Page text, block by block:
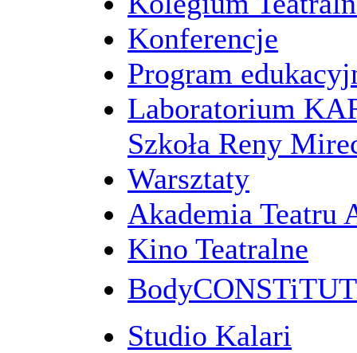
Konferencje
Program
Laboratorium
Szkoła Reny
Warsztaty
Akademia Teatru
Kino Teatralne
Studio Kalari